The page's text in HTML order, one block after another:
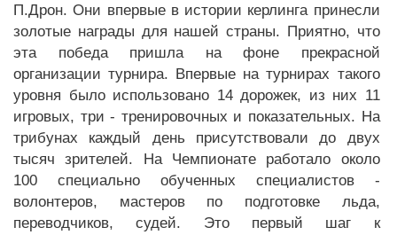
П.Дрон. Они впервые в истории керлинга принесли
золотые награды для нашей страны. Приятно, что
эта победа пришла на фоне прекрасной
организации турнира. Впервые на турнирах такого
уровня было использовано 14 дорожек, из них 11
игровых, три - тренировочных и показательных. На
трибунах каждый день присутствовали до двух
тысяч зрителей. На Чемпионате работало около
100 специально обученных специалистов -
волонтеров, мастеров по подготовке льда,
переводчиков, судей. Это первый шаг к